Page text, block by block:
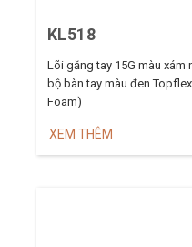
KL518
Lõi găng tay 15G màu xám
bộ bàn tay màu đen
Foam)
XEM THÊM